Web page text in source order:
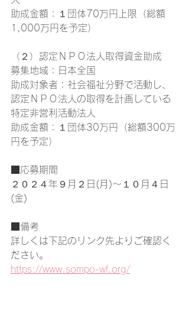
助成金額：１団体70万円上限（総額
1,000万円を予定）
（２）認定ＮＰＯ法人取得資金助成
募集地域：日本全国
助成対象者：社会福祉分野で活動し、
認定ＮＰＯ法人の取得を計画している
特定非営利活動法人
助成金額：１団体30万円（総額300万
円を予定）
■応募期間
２０２４年９月２日(月)～１０月４日
(金)
■備考
詳しくは下記のリンク先よりご確認く
ださい。
https://www.sompo-wf.org/